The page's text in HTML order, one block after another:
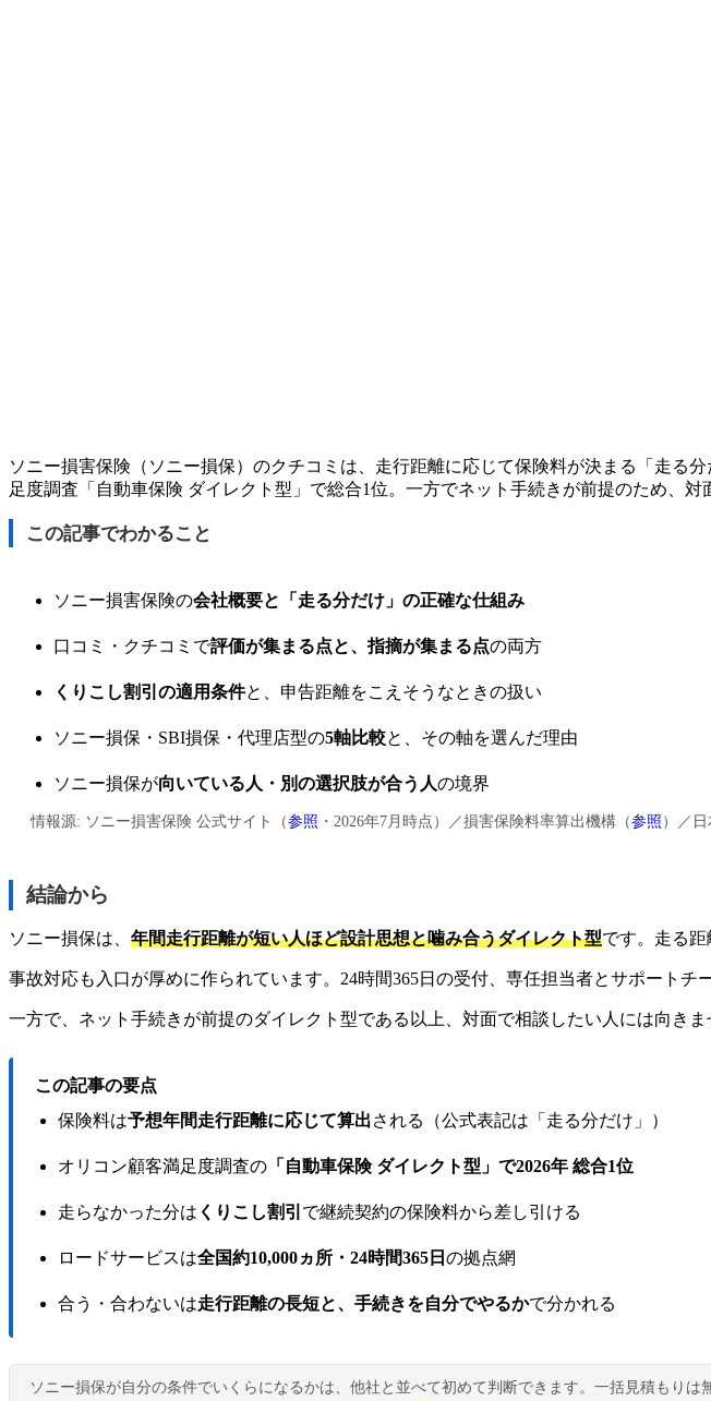
ソニー損害保険（ソニー損保）のクチコミは、走行距離に応じて保険料が決まる「走る
足度調査「自動車保険 ダイレクト型」で総合1位。一方でネット手続きが前提のため、対
この記事でわかること
ソニー損害保険の会社概要と「走る分だけ」の正確な仕組み
口コミ・クチコミで評価が集まる点と、指摘が集まる点の両方
くりこし割引の適用条件と、申告距離をこえそうなときの扱い
ソニー損保・SBI損保・代理店型の5軸比較と、その軸を選んだ理由
ソニー損保が向いている人・別の選択肢が合う人の境界
情報源: ソニー損害保険 公式サイト（参照 ・2026年7月時点）／損害保険料率算出機構（参照）／
結論から
ソニー損保は、 年間走行距離が短い人ほど設計思想と噛み合うダイレクト型です。走る
事故対応も入口が厚めに作られています。24時間365日の受付、専任担当者とサポート
一方で、ネット手続きが前提のダイレクト型である以上、対面で相談したい人には向き
この記事の要点
保険料は予想年間走行距離に応じて算出される（公式表記は「走る分だけ」）
オリコン顧客満足度調査の「自動車保険 ダイレクト型」で2026年 総合1位
走らなかった分は くりこし割引 で継続契約の保険料から差し引ける
ロードサービスは全国約10,000ヵ所・24時間365日 の拠点網
合う・合わないは走行距離の長短と、手続きを自分でやるかで分かれる
ソニー損保が自分の条件でいくらになるかは、他社と並べて初めて判断できます。一括見積もりは